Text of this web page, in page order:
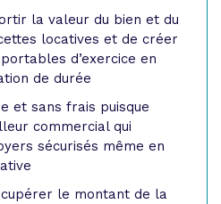
la valeur du bien et du
locatives et de créer
d’exercice en
de durée
et sans frais puisque
commercial qui
sécurisés même en
le montant de la